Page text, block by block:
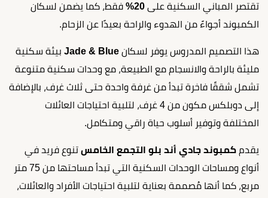
تقتصر المباني السكنية على 20%
فقط، كما يضمن لسكان
الكمبوند أجواءً من الهدوء والراحة بعيدًا عن الزحام.
هذا التصميم المدروس يوفر لسكان
بيئة سكنية
مليئة بالراحة والانسجام مع الطبيعة، مع وحدات سكنية متنوعة
تشمل شققًا فاخرة تبدأ من غرفة واحدة حتى ثلاث غرف، بالإضافة
إلى دوبلكس مكون من 4 غرف، لتلبية احتياجات العائلات
المختلفة وتوفير أسلوب حياة راقي ومتكامل.
يقدم كمبوند جادي أند بلو التجمع الخامس تنوع فريد في
أنواع ومساحات الوحدات السكنية التي تبدأ مساحتها من 75 متر
مربع، كما أنها مُصممة بعناية لتلبية احتياجات الأفراد والعائلات،